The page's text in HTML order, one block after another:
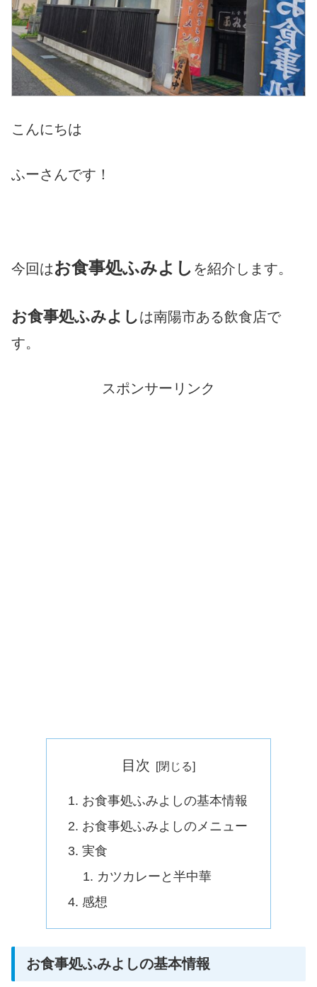
こんにちは
ふーさんです！
今回はお食事処ふみよし を紹介します。
お食事処ふみよしは南陽市ある飲食店で
す。
スポンサーリンク
目次
お食事処ふみよしの基本情報
お食事処ふみよしのメニュー
実食
カツカレーと半中華
感想
お食事処ふみよしの基本情報